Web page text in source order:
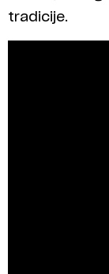
tradicije.